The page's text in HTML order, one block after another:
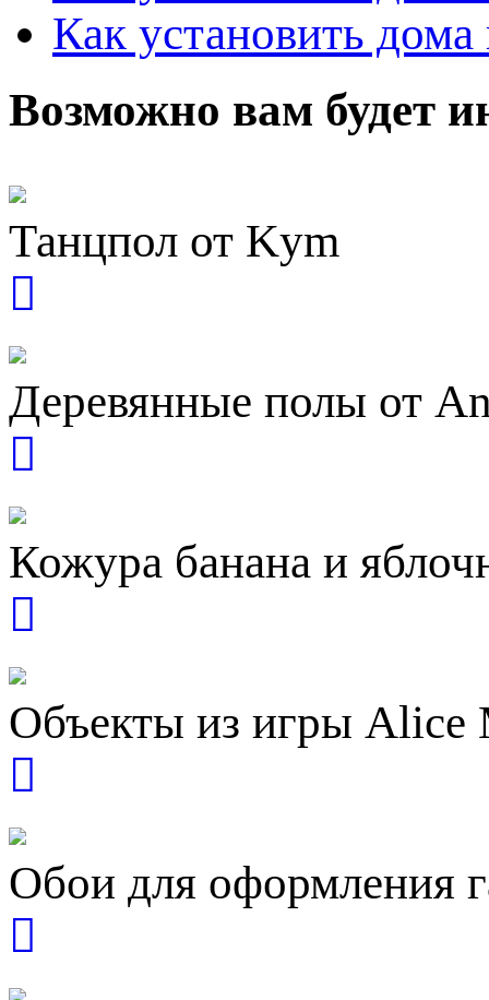
Как установить
Возможно вам будет
Танцпол от Kym
Деревянные полы от
Кожура банана и
Объекты из игры Alice
Обои для оформления